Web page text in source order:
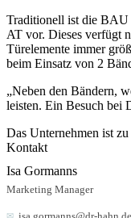
Traditionell ist die BAU
AT vor. Dieses verfügt
Türelemente immer
beim Einsatz von 2
„Neben den Bändern,
leisten. Ein Besuch bei
Das Unternehmen ist
Kontakt
Isa Gormanns
Marketing Manager